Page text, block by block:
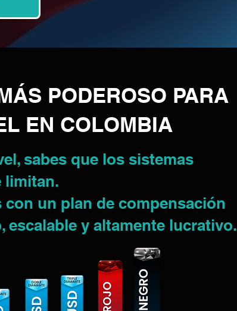
PODEROSO PARA
EN COLOMBIA
sabes que los sistemas
limitan.
un plan de compensación
y altamente lucrativo.